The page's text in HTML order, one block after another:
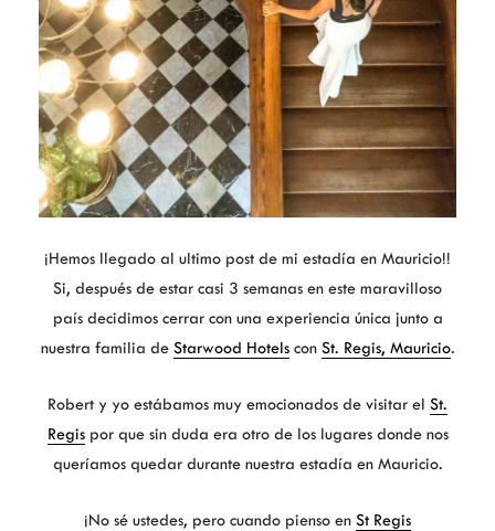
¡Hemos llegado al ultimo post de mi estadía en Mauricio!!
Si, después de estar casi 3 semanas en este maravilloso
país decidimos cerrar con una experiencia única junto a
nuestra familia de Starwood Hotelscon St. Regis, Mauricio.
Robert y yo estábamos muy emocionados de visitar el St.
Regispor que sin duda era otro de los lugares donde nos
queríamos quedar durante nuestra estadía en Mauricio.
¡No sé ustedes, pero cuando pienso en St Regis